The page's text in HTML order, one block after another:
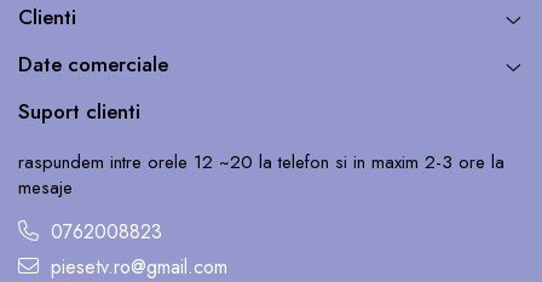
Clienti
Date comerciale
Suport clienti
raspundem intre orele 12 ~20 la telefon si in maxim 2-3 ore la
mesaje
0762008823
piesetv.ro@gmail.com